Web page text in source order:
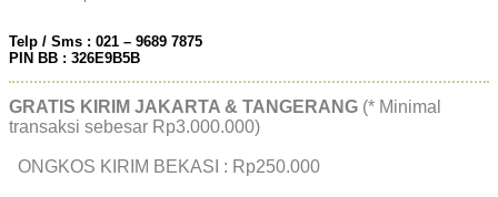
Telp / Sms : 021 – 9689 7875
PIN BB : 326E9B5B
GRATIS KIRIM JAKARTA & TANGERANG (* Minimal
transaksi sebesar Rp3.000.000)
ONGKOS KIRIM BEKASI : Rp250.000